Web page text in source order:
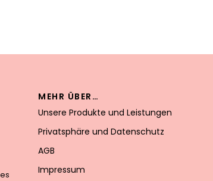
MEHR ÜBER…
Unsere Produkte und Leistungen
Privatsphäre und Datenschutz
AGB
Impressum